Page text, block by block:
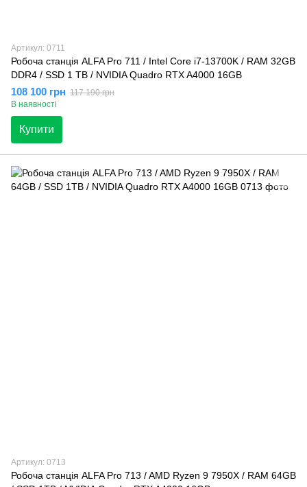
Артикул: 0711
Робоча станція ALFA Pro 711 / Intel Core i7-13700K / RAM 32GB
DDR4 / SSD 1 TB / NVIDIA Quadro RTX A4000 16GB
108 100 грн 117 190 грн
В наявності
Купити
Артикул: 0713
Робоча станція ALFA Pro 713 / AMD Ryzen 9 7950X / RAM 64GB